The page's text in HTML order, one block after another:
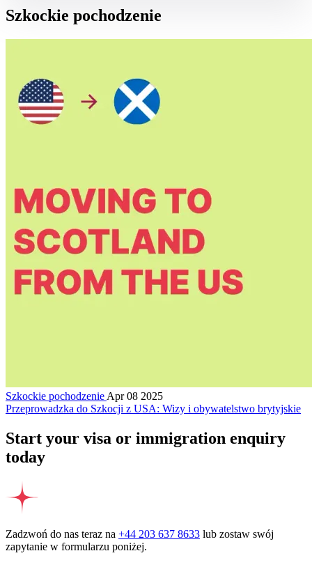
Szkockie pochodzenie
Szkockie pochodzenie Apr 08 2025
Przeprowadzka do Szkocji z USA: Wizy i obywatelstwo brytyjskie
Start your visa or immigration enquiry
today
Zadzwoń do nas teraz na +44 203 637 8633 lub zostaw swój
zapytanie w formularzu poniżej.